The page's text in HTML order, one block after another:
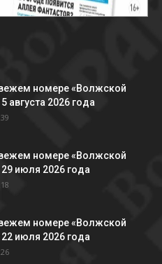
номере «Волжской
августа 2026 года
номере «Волжской
июля 2026 года
номере «Волжской
июля 2026 года